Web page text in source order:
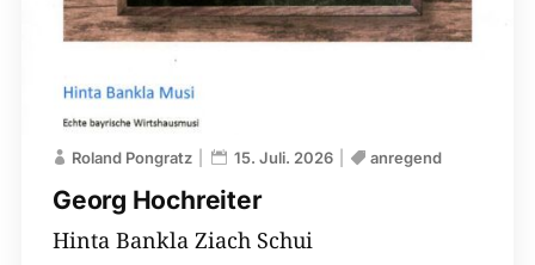
Georg Hochreiter
Roland Pongratz 15. Juli. 2026 anregend
Hinta Bankla Ziach Schui